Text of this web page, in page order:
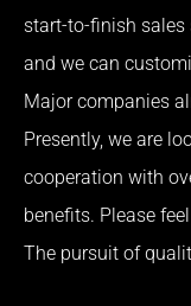
start-to-finish sales
and we can
Major companies
Presently, we are
cooperation with
benefits. Please
The pursuit of